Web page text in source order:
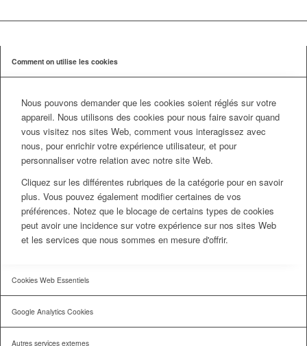
Comment on utilise les cookies
Nous pouvons demander que les cookies soient réglés sur votre
appareil. Nous utilisons des cookies pour nous faire savoir quand
vous visitez nos sites Web, comment vous interagissez avec
nous, pour enrichir votre expérience utilisateur, et pour
personnaliser votre relation avec notre site Web.
Cliquez sur les différentes rubriques de la catégorie pour en savoir
plus. Vous pouvez également modifier certaines de vos
préférences. Notez que le blocage de certains types de cookies
peut avoir une incidence sur votre expérience sur nos sites Web
et les services que nous sommes en mesure d'offrir.
Cookies Web Essentiels
Google Analytics Cookies
Autres services externes